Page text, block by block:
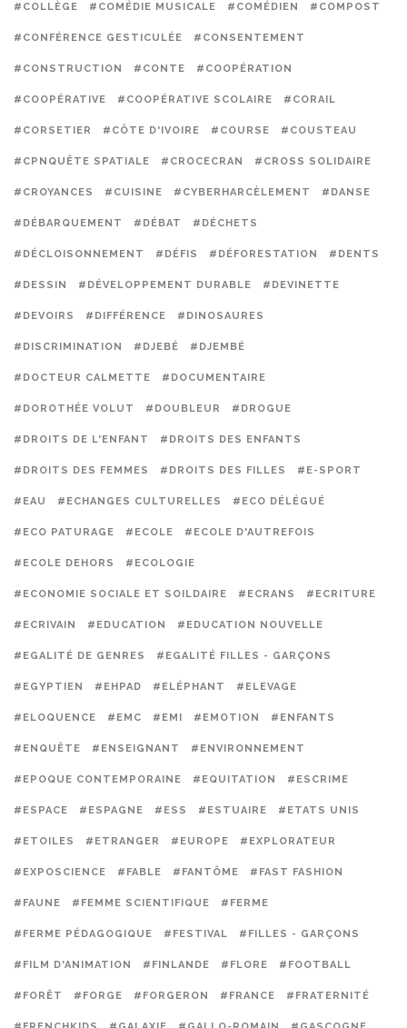
#COLLÈGE #COMÉDIE MUSICALE #COMÉDIEN #COMPOST
#CONFÉRENCE GESTICULÉE #CONSENTEMENT
#CONSTRUCTION #CONTE #COOPÉRATION
#COOPÉRATIVE #COOPÉRATIVE SCOLAIRE #CORAIL
#CORSETIER #CÔTE D'IVOIRE #COURSE #COUSTEAU
#CPNQUÊTE SPATIALE #CROCECRAN #CROSS SOLIDAIRE
#CROYANCES #CUISINE #CYBERHARCÈLEMENT #DANSE
#DÉBARQUEMENT #DÉBAT #DÉCHETS
#DÉCLOISONNEMENT #DÉFIS #DÉFORESTATION #DENTS
#DESSIN #DÉVELOPPEMENT DURABLE #DEVINETTE
#DEVOIRS #DIFFÉRENCE #DINOSAURES
#DISCRIMINATION #DJEBÉ #DJEMBÉ
#DOCTEUR CALMETTE #DOCUMENTAIRE
#DOROTHÉE VOLUT #DOUBLEUR #DROGUE
#DROITS DE L'ENFANT #DROITS DES ENFANTS
#DROITS DES FEMMES #DROITS DES FILLES #E-SPORT
#EAU #ECHANGES CULTURELLES #ECO DÉLÉGUÉ
#ECO PATURAGE #ECOLE #ECOLE D'AUTREFOIS
#ECOLE DEHORS #ECOLOGIE
#ECONOMIE SOCIALE ET SOILDAIRE #ECRANS #ECRITURE
#ECRIVAIN #EDUCATION #EDUCATION NOUVELLE
#EGALITÉ DE GENRES #EGALITÉ FILLES - GARÇONS
#EGYPTIEN #EHPAD #ELÉPHANT #ELEVAGE
#ELOQUENCE #EMC #EMI #EMOTION #ENFANTS
#ENQUÊTE #ENSEIGNANT #ENVIRONNEMENT
#EPOQUE CONTEMPORAINE #EQUITATION #ESCRIME
#ESPACE #ESPAGNE #ESS #ESTUAIRE #ETATS UNIS
#ETOILES #ETRANGER #EUROPE #EXPLORATEUR
#EXPOSCIENCE #FABLE #FANTÔME #FAST FASHION
#FAUNE #FEMME SCIENTIFIQUE #FERME
#FERME PÉDAGOGIQUE #FESTIVAL #FILLES - GARÇONS
#FILM D'ANIMATION #FINLANDE #FLORE #FOOTBALL
#FORÊT #FORGE #FORGERON #FRANCE #FRATERNITÉ